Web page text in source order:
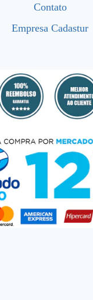
Contato
Empresa Cadastur